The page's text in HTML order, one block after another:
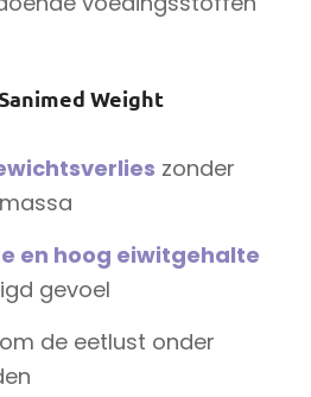
Weight
zonder
en hoog eiwitgehalte
gevoel
om de eetlust onder